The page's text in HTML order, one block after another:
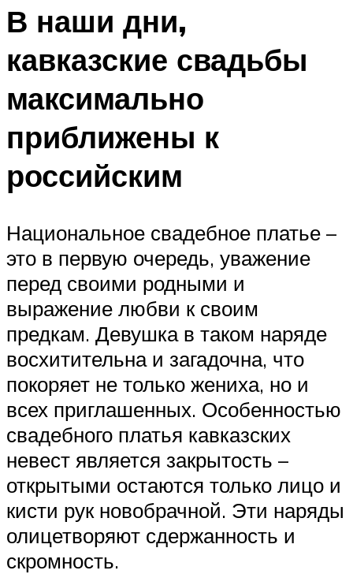
В наши дни,
кавказские свадьбы
максимально
приближены к
российским
Национальное свадебное платье –
это в первую очередь, уважение
перед своими родными и
выражение любви к своим
предкам. Девушка в таком наряде
восхитительна и загадочна, что
покоряет не только жениха, но и
всех приглашенных. Особенностью
свадебного платья кавказских
невест является закрытость –
открытыми остаются только лицо и
кисти рук новобрачной. Эти наряды
олицетворяют сдержанность и
скромность.